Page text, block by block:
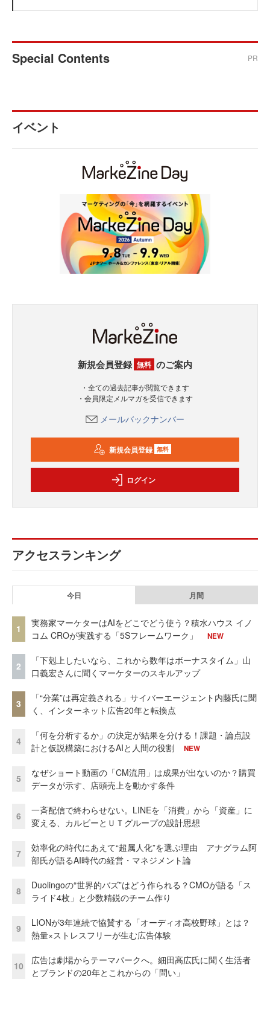
Special Contents PR
イベント
新規会員登録 無料 のご案内
・全ての過去記事が閲覧できます
・会員限定メルマガを受信できます
メールバックナンバー
新規会員登録 無料
ログイン
アクセスランキング
今日 月間
1
実務家マーケターはAIをどこでどう使う？積水ハウス イノ
コム CROが実践する「5Sフレームワーク」
NEW
2
「下剋上したいなら、これから数年はボーナスタイム」山
口義宏さんに聞くマーケターのスキルアップ
3
「“分業”は再定義される」サイバーエージェント内藤氏に聞
く、インターネット広告20年と転換点
4
「何を分析するか」の決定が結果を分ける！課題・論点設
計と仮説構築におけるAIと人間の役割
NEW
5
なぜショート動画の「CM流用」は成果が出ないのか？購買
データが示す、店頭売上を動かす条件
6
一斉配信で終わらせない。LINEを「消費」から「資産」に
変える、カルビーとＵＴグループの設計思想
7
効率化の時代にあえて“超属人化”を選ぶ理由 アナグラム阿
部氏が語るAI時代の経営・マネジメント論
8
Duolingoの“世界的バズ”はどう作られる？CMOが語る「ス
ライド4枚」と少数精鋭のチーム作り
9
LIONが3年連続で協賛する「オーディオ高校野球」とは？
熱量×ストレスフリーが生む広告体験
10
広告は劇場からテーマパークへ。細田高広氏に聞く生活者
とブランドの20年とこれからの「問い」